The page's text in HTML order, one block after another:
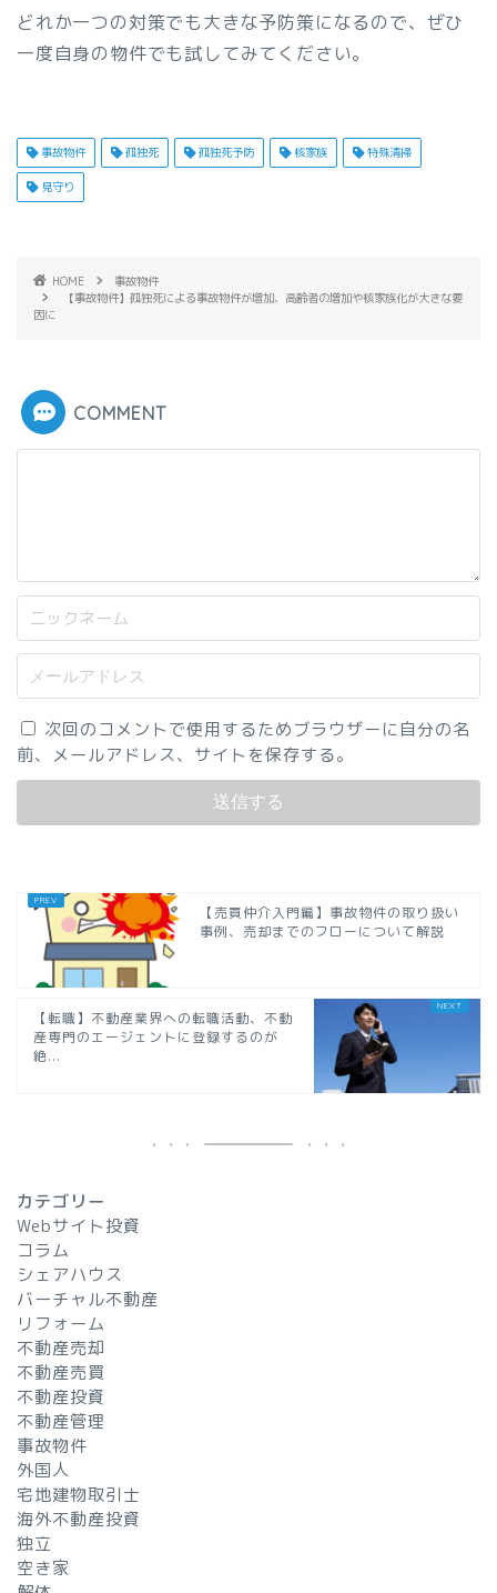
どれか一つの対策でも大きな予防策になるので、ぜひ
一度自身の物件でも試してみてください。
事故物件 孤独死 孤独死予防 核家族 特殊清掃
見守り
HOME
事故物件
【事故物件】孤独死による事故物件が増加、高齢者の増加や核家族化が大きな要
因に
COMMENT
次回のコメントで使用するためブラウザーに自分の名
前、メールアドレス、サイトを保存する。
【売買仲介入門編】事故物件の取り扱い
事例、売却までのフローについて解説
【転職】不動産業界への転職活動、不動
産専門のエージェントに登録するのが
絶...
カテゴリー
Webサイト投資
コラム
シェアハウス
バーチャル不動産
リフォーム
不動産売却
不動産売買
不動産投資
不動産管理
事故物件
外国人
宅地建物取引士
海外不動産投資
独立
空き家